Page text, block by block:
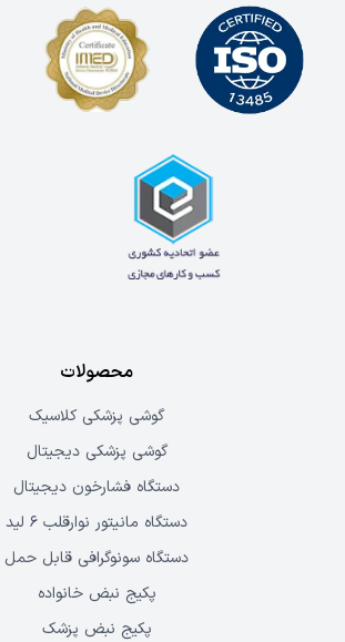
محصولات
گوشی پزشکی کلاسیک
گوشی پزشکی دیجیتال
دستگاه فشارخون دیجیتال
دستگاه مانیتور نوارقلب ۶ لید
دستگاه سونوگرافی قابل حمل
پکیج نبض خانواده
پکیج نبض پزشک